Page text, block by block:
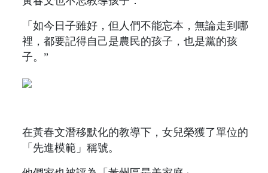
「如今日子雖好，但人們不能忘本，無論走到哪
裡，都要記得自己是農民的孩子，也是黨的孩
子。”
在黃春文潛移默化的教導下，女兒榮獲了單位的
「先進模範」稱號。